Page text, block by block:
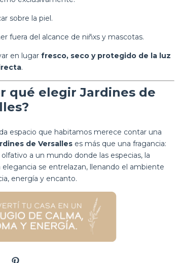
sobre la piel.
fuera del alcance de niñxs y mascotas.
en lugar fresco, seco y protegido de la luz
.
qué elegir Jardines de
espacio que habitamos merece contar una
de Versalles es más que una fragancia:
olfativo a un mundo donde las especias, la
elegancia se entrelazan, llenando el ambiente
energía y encanto.